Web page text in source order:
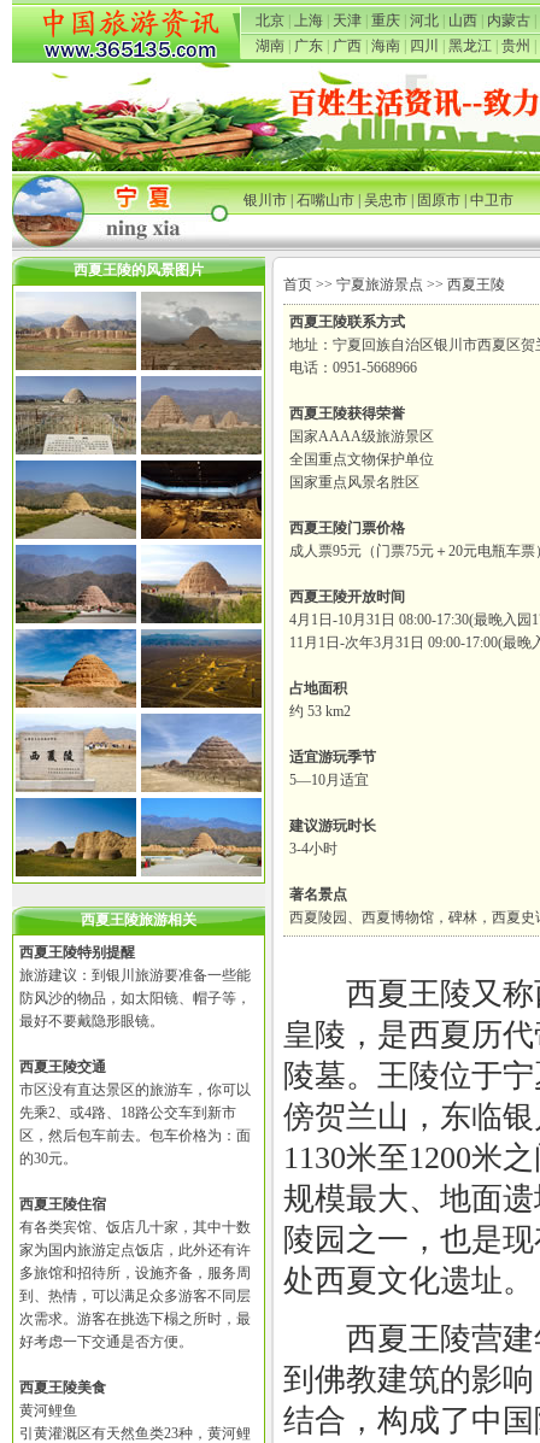
北京 上海 天津 重庆 河北 山西 内蒙古
湖南
广东 广西 海南 四川 黑龙江 贵州
银川市|石嘴山市|吴忠市|固原市|中卫市
西夏王陵的风景图片
西夏王陵旅游相关
西夏王陵特别提醒
旅游建议：到银川旅游要准备一些能
防风沙的物品，如太阳镜、帽子等，
最好不要戴隐形眼镜。
西夏王陵交通
市区没有直达景区的旅游车，你可以
先乘2、或4路、18路公交车到新市
区，然后包车前去。包车价格为：面
的30元。
西夏王陵住宿
有各类宾馆、饭店几十家，其中十数
家为国内旅游定点饭店，此外还有许
多旅馆和招待所，设施齐备，服务周
到、热情，可以满足众多游客不同层
次需求。游客在挑选下榻之所时，最
好考虑一下交通是否方便。
西夏王陵美食
黄河鲤鱼
引黄灌溉区有天然鱼类23种，黄河鲤
首页 >> 宁夏旅游景点 >> 西夏王陵
西夏王陵联系方式
地址：宁夏回族自治区银川市西夏区贺
电话：0951-5668966
西夏王陵获得荣誉
国家AAAA级旅游景区
全国重点文物保护单位
国家重点风景名胜区
西夏王陵门票价格
成人票95元（门票75元＋20元电瓶车票
西夏王陵开放时间
4月1日-10月31日 08:00-17:30(最晚入园
11月1日-次年3月31日 09:00-17:00(最晚
占地面积
约 53 km2
适宜游玩季节
5—10月适宜
建议游玩时长
3-4小时
著名景点
西夏陵园、西夏博物馆，碑林，西夏史
西夏王陵又称
皇陵，是西夏历
陵墓。王陵位于
傍贺兰山，东临
1130米至1200米
规模最大、地面
陵园之一，也是
处西夏文化遗址。
西夏王陵营建
到佛教建筑的影
结合，构成了中